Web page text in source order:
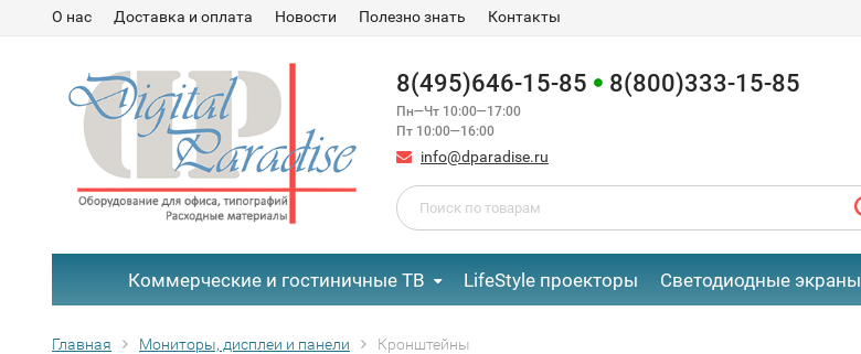
О нас Доставка и оплата Новости Полезно знать Контакты
8(495)646-15-85 8(800)333-15-85
Пн—Чт 10:00—17:00
Пт 10:00—16:00
info@dparadise.ru
Коммерческие и гостиничные ТВ LifeStyle проекторы Светодиодные экраны
Главная Мониторы, дисплеи и панели Кронштейны